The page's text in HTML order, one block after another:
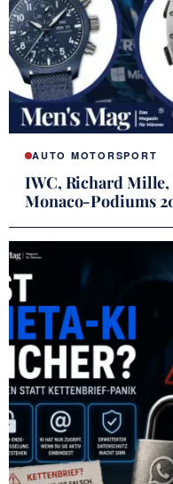
AUTO MOTORSPORT
IWC, Richard Mille,
Monaco-Podiums